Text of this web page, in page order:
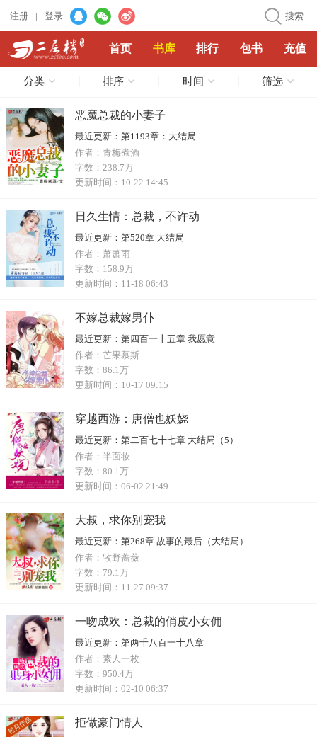
注册 | 登录 搜索
首页 书库 排行 包书 充值
分类 排序 时间 筛选
恶魔总裁的小妻子
最近更新： 第1193章：大结局
作者： 青梅煮酒
字数： 238.7万
更新时间： 10-22 14:45
日久生情：总裁，不许动
最近更新：
第520章 大结局
作者： 萧萧雨
字数： 158.9万
更新时间： 11-18 06:43
不嫁总裁嫁男仆
最近更新： 第四百一十五章 我愿意
作者： 芒果慕斯
字数： 86.1万
更新时间： 10-17 09:15
穿越西游：唐僧也妖娆
最近更新： 第二百七十七章 大结局（5）
作者： 半面妆
字数： 80.1万
更新时间： 06-02 21:49
大叔，求你别宠我
最近更新： 第268章 故事的最后（大结局）
作者： 牧野蔷薇
字数： 79.1万
更新时间： 11-27 09:37
一吻成欢：总裁的俏皮小女佣
最近更新： 第两千八百一十八章
作者： 素人一枚
字数： 950.4万
更新时间： 02-10 06:37
拒做豪门情人